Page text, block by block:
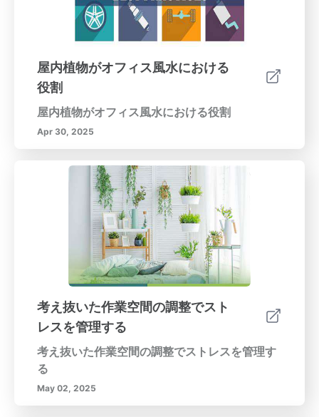
をもっと発見してください。
屋内植物がオフィス風水における
役割
屋内植物がオフィス風水における役割
Apr 30, 2025
考え抜いた作業空間の調整でスト
レスを管理する
考え抜いた作業空間の調整でストレスを管理す
る
May 02, 2025